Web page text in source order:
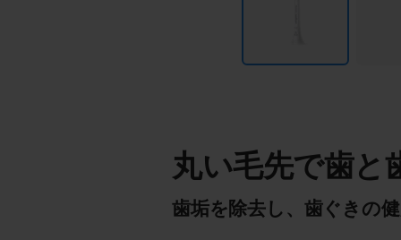
丸い毛先で歯と
歯垢を除去し、歯ぐきの